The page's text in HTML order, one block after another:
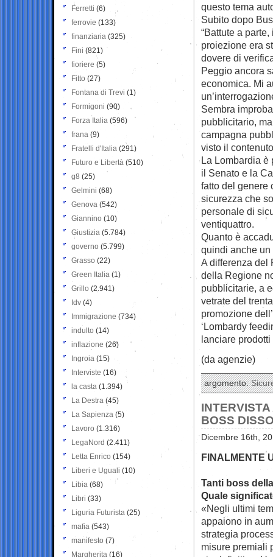
questo tema
Subito dopo
“Battute a
proiezione era
dovere di
Peggio ancora
economica. Mi
Sembra
pubblicitario,
campagna
visto il
La Lombardia è
il Senato e la
fatto del genere
sicurezza che
personale di
ventiquattro.
Quanto è
quindi anche
A differenza del
della Regione
pubblicitarie, a
vetrate del
promozione
‘Lombardy
lanciare
(da agenzie)
argomento:
BOSS
Dicembre 16th,
FINALMENTE
Tanti boss
Quale
«Negli ultimi
appaiono in
strategia
misure premiali
Ferretti (6)
ferrovie (133)
finanziaria (325)
Fini (821)
fioriere (5)
Fitto (27)
Fontana di Trevi (1)
Formigoni (90)
Forza Italia (596)
frana (9)
Fratelli d'Italia (291)
Futuro e Libertà (510)
g8 (25)
Gelmini (68)
Genova (542)
Giannino (10)
Giustizia (5.784)
governo (5.799)
Grasso (22)
Green Italia (1)
Grillo (2.941)
Idv (4)
Immigrazione (734)
indulto (14)
inflazione (26)
Ingroia (15)
Interviste (16)
la casta (1.394)
La Destra (45)
La Sapienza (5)
Lavoro (1.316)
LegaNord (2.411)
Letta Enrico (154)
Liberi e Uguali (10)
Libia (68)
Libri (33)
Liguria Futurista (25)
mafia (543)
manifesto (7)
Margherita (16)